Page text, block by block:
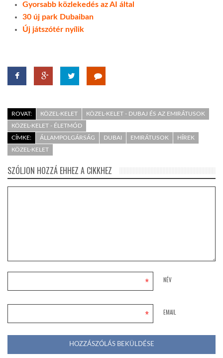
Gyorsabb közlekedés az AI által
30 új park Dubaiban
Új játszótér nyílik
ROVAT: KÖZEL-KELET
KÖZEL-KELET - DUBAJ ÉS AZ EMIRÁTUSOK
KÖZEL-KELET - ÉLETMÓD
CÍMKE:
ÁLLAMPOLGÁRSÁG DUBAI EMIRÁTUSOK
HÍREK
KÖZEL-KELET
SZÓLJON HOZZÁ EHHEZ A CIKKHEZ
NÉV
*
EMAIL
*